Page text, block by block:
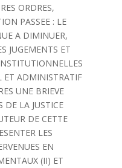
ORDRES,
PASSEE : LE
A DIMINUER,
JUGEMENTS ET
ET ADMINISTRATIF
UNE BRIEVE
DE LA JUSTICE
DE CETTE
LES
EN
(II) ET